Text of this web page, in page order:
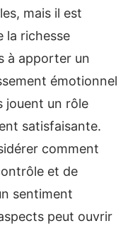
mais il est
la richesse
à apporter un
émotionnel
jouent un rôle
satisfaisante.
comment
et de
sentiment
peut ouvrir